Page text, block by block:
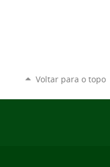
Voltar para o topo